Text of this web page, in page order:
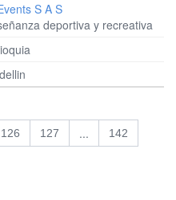
S A S
deportiva y recreativa
126 127 ... 142